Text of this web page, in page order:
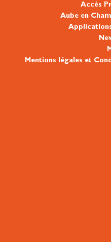
Accès
Aube en
Mentions légales et